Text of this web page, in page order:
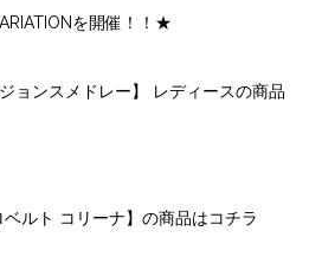
を開催！！★
ョンスメドレー】 レディースの商品
ルト コリーナ】の商品はコチラ